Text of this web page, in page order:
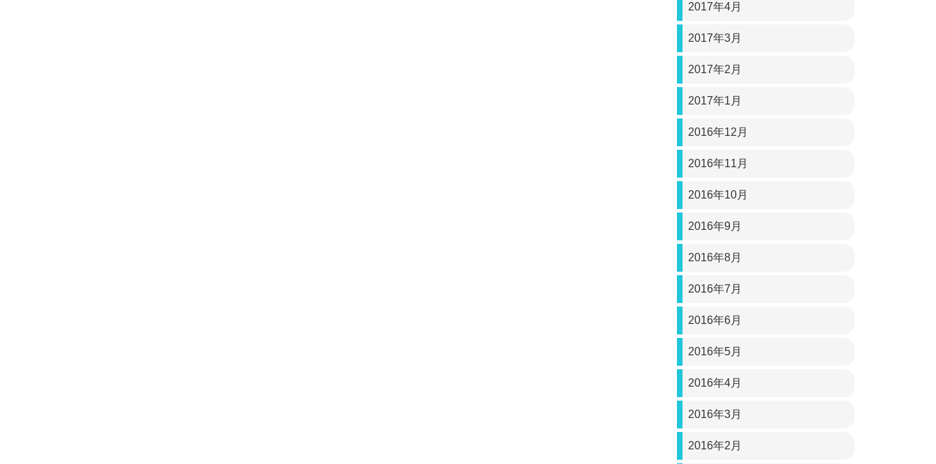
2017年4月
2017年3月
2017年2月
2017年1月
2016年12月
2016年11月
2016年10月
2016年9月
2016年8月
2016年7月
2016年6月
2016年5月
2016年4月
2016年3月
2016年2月